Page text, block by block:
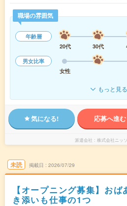
職場の雰囲気
年齢層
20代
30代
男女比率
女性
もっと見る
気になる! 応募へ進む
派遣会社 株式会社ニッ
未読 掲載日 2026/07/29
【オープニング募集】お
き添いも仕事の1つ